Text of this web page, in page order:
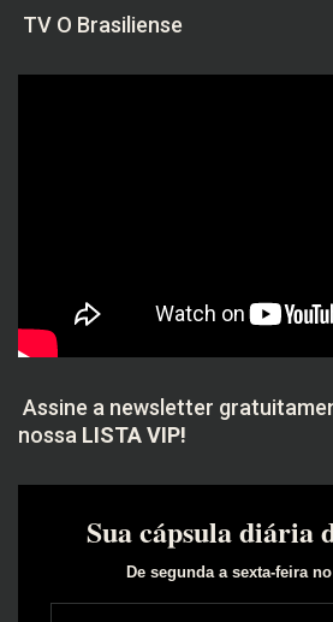
TV O Brasiliense
Assine a newsletter
nossa LISTA VIP!
Sua cápsula diária
De segunda a sexta-feira